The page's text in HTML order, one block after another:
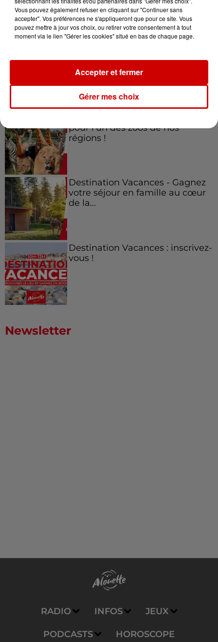
Jeux Voir plus
festival Marché Gourmand 2026
à Coulon !
pour l'un des zoos de nos
régions !
Destination Vacances - Gagnez
votre séjour en famille au cœur
de la...
Destination Vacances : inscrivez-
vous !
Newsletter
RADIO INFOS JEUX
PODCASTS HOROSCOPE
Vous pouvez également refuser en cliquant sur "Continuer sans
accepter". Vos préférences ne s'appliqueront que pour ce site. Vous
pouvez mettre à jour vos choix, ou retirer votre consentement à tout
moment via le lien "Gérer les cookies" situé en bas de chaque page.
Gérer mes choix
Accepter et fermer